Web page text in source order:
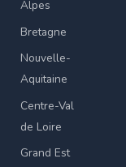
Alpes
Bretagne
Nouvelle-
Aquitaine
Centre-Val
de Loire
Grand Est